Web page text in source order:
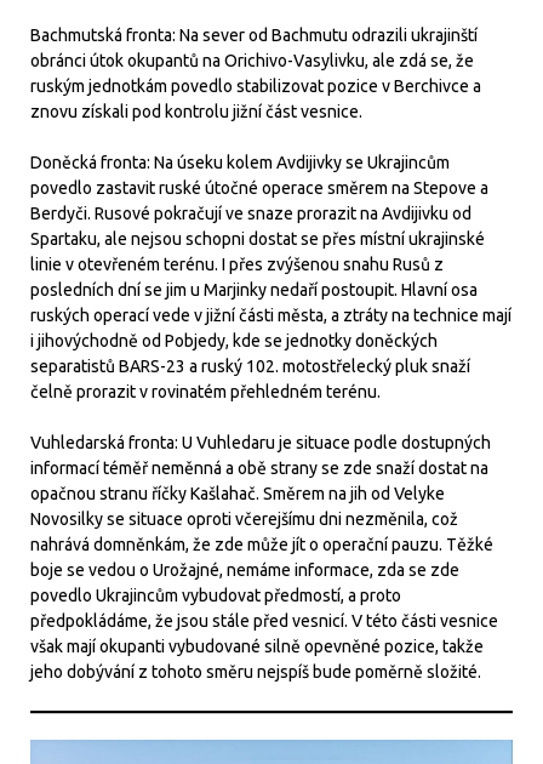
Bachmutská fronta: Na sever od Bachmutu odrazili ukrajinští
obránci útok okupantů na Orichivo-Vasylivku, ale zdá se, že
ruským jednotkám povedlo stabilizovat pozice v Berchivce a
znovu získali pod kontrolu jižní část vesnice.
Doněcká fronta: Na úseku kolem Avdijivky se Ukrajincům
povedlo zastavit ruské útočné operace směrem na Stepove a
Berdyči. Rusové pokračují ve snaze prorazit na Avdijivku od
Spartaku, ale nejsou schopni dostat se přes místní ukrajinské
linie v otevřeném terénu. I přes zvýšenou snahu Rusů z
posledních dní se jim u Marjinky nedaří postoupit. Hlavní osa
ruských operací vede v jižní části města, a ztráty na technice mají
i jihovýchodně od Pobjedy, kde se jednotky doněckých
separatistů BARS-23 a ruský 102. motostřelecký pluk snaží
čelně prorazit v rovinatém přehledném terénu.
Vuhledarská fronta: U Vuhledaru je situace podle dostupných
informací téměř neměnná a obě strany se zde snaží dostat na
opačnou stranu říčky Kašlahač. Směrem na jih od Velyke
Novosilky se situace oproti včerejšímu dni nezměnila, což
nahrává domněnkám, že zde může jít o operační pauzu. Těžké
boje se vedou o Urožajné, nemáme informace, zda se zde
povedlo Ukrajincům vybudovat předmostí, a proto
předpokládáme, že jsou stále před vesnicí. V této části vesnice
však mají okupanti vybudované silně opevněné pozice, takže
jeho dobývání z tohoto směru nejspíš bude poměrně složité.